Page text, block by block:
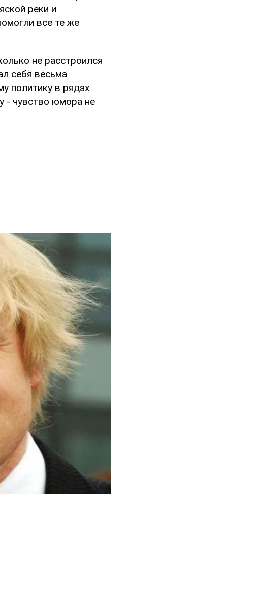
реки и
все те же
не расстроился
себя весьма
политику в рядах
- чувство юмора не